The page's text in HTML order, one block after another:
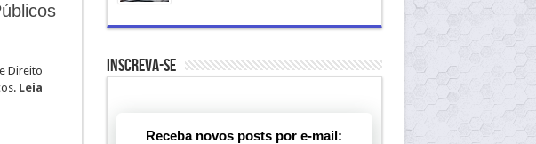
Direito
Leia
Inscreva-se
Receba novos posts por e-mail: